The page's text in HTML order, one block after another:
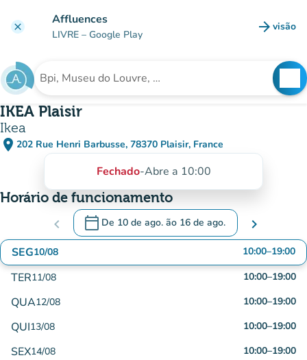
clear Affluences
LIVRE – Google Play arrow_forward visão
(novo
Procura uma instituição
IKEA Plaisir
Ikea
place 202 Rue Henri Barbusse, 78370 Plaisir, France
(abrir no Google Maps)
(novo separador)
Fechado-Abre a 10:00
Horário de funcionamento
chevron_left calendar_today De 10 de ago. ão 16 de ago.
.Abra o calendário para alterar as datas
chevron_right
SEG10/08 10:00–19:00
TER11/08 10:00–19:00
QUA12/08 10:00–19:00
QUI13/08 10:00–19:00
SEX14/08 10:00–19:00